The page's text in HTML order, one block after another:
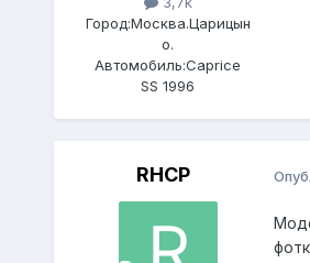
Город:Москва.Царицын
о.
Автомобиль:Caprice
SS 1996
RHCP